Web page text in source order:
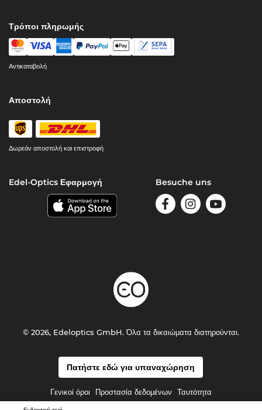
Τρόποι πληρωμής
Αντικαταβολή
Αποστολή
Δωρεάν αποστολή και επιστροφή
Edel-Optics Εφαρμογή Besuche uns
Πατήστε εδώ για υπαναχώρηση
Γενικοί όροι Προστασία δεδομένων Ταυτότητα
© 2026, Edeloptics GmbH. Όλα τα δικαιώματα διατηρούνται.